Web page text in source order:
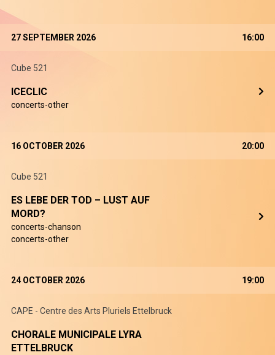
27 SEPTEMBER 2026 16:00
Cube 521
ICECLIC
concerts-other
16 OCTOBER 2026 20:00
Cube 521
ES LEBE DER TOD – LUST AUF
MORD?
concerts-chanson
concerts-other
24 OCTOBER 2026 19:00
CAPE - Centre des Arts Pluriels Ettelbruck
CHORALE MUNICIPALE LYRA
ETTELBRUCK